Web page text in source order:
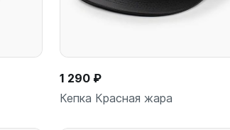
1 290 ₽
Кепка Красная жара